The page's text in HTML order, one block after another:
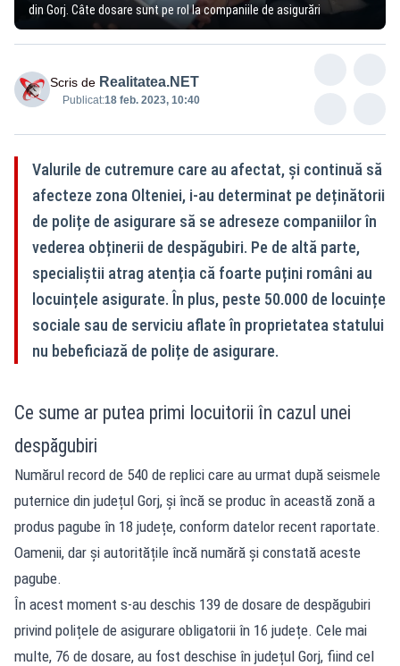
din Gorj. Câte dosare sunt pe rol la companiile de asigurări
Scris de Realitatea.NET
Publicat:18 feb. 2023, 10:40
Valurile de cutremure care au afectat, și continuă să
afecteze zona Olteniei, i-au determinat pe deținătorii
de polițe de asigurare să se adreseze companiilor în
vederea obținerii de despăgubiri. Pe de altă parte,
specialiștii atrag atenția că foarte puțini români au
locuințele asigurate. În plus, peste 50.000 de locuințe
sociale sau de serviciu aflate în proprietatea statului
nu bebeficiază de polițe de asigurare.
Ce sume ar putea primi locuitorii în cazul unei
despăgubiri
Numărul record de 540 de replici care au urmat după seismele
puternice din județul Gorj, și încă se produc în această zonă a
produs pagube în 18 județe, conform datelor recent raportate.
Oamenii, dar și autoritățile încă numără și constată aceste
pagube.
În acest moment s-au deschis 139 de dosare de despăgubiri
privind polițele de asigurare obligatorii în 16 județe. Cele mai
multe, 76 de dosare, au fost deschise în județul Gorj, fiind cel